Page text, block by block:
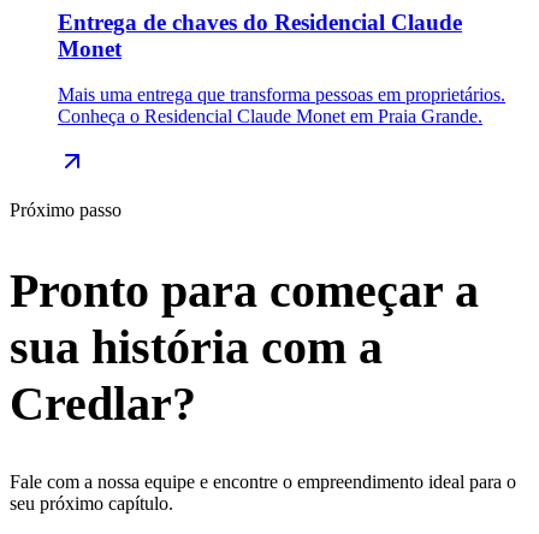
Entrega de chaves do Residencial Claude
Monet
Mais uma entrega que transforma pessoas em proprietários.
Conheça o Residencial Claude Monet em Praia Grande.
Próximo passo
Pronto para começar a
sua história com a
Credlar?
Fale com a nossa equipe e encontre o empreendimento ideal para o
seu próximo capítulo.